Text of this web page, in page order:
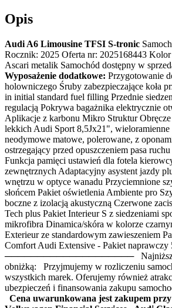
Opis
Audi A6 Limousine TFSI S-tronic
Rocznik: 2025 Oferta nr: 2025168443
Ascari metalik Samochód dostępny w
Wyposażenie dodatkowe: Przygotowanie
holowniczego Śruby zabezpieczające koła
in initial standard fuel filling Przednie
regulacją Pokrywa bagażnika elektrycznie
Aplikacje z karbonu Mikro Struktur Obręcze
lekkich Audi Sport 8,5Jx21", wieloramienne
neodymowe matowe, polerowane, z
ostrzegający przed opuszczeniem pasa
Funkcja pamięci ustawień dla fotela
zewnętrznych Adaptacyjny asystent jazdy
wnętrzu w optyce wanadu Przyciemnione
słońcem Pakiet oświetlenia Ambiente pro
boczne z izolacją akustyczną Czerwone
Tech plus Pakiet Interieur S z siedzeniami
mikrofibra Dinamica/skóra w kolorze
Exterieur ze standardowym zawieszeniem
Comfort Audi Extensive - Pakiet naprawczy
──────────────────── Najniższa
obniżką: Przyjmujemy w rozliczeniu
wszystkich marek. Oferujemy również
ubezpieczeń i finansowania zakupu
Cena uwarunkowana jest zakupem